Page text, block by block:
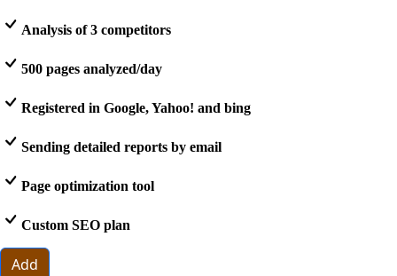
Analysis of 3 competitors
500 pages analyzed/day
Registered in Google, Yahoo! and bing
Sending detailed reports by email
Page optimization tool
Custom SEO plan
Add